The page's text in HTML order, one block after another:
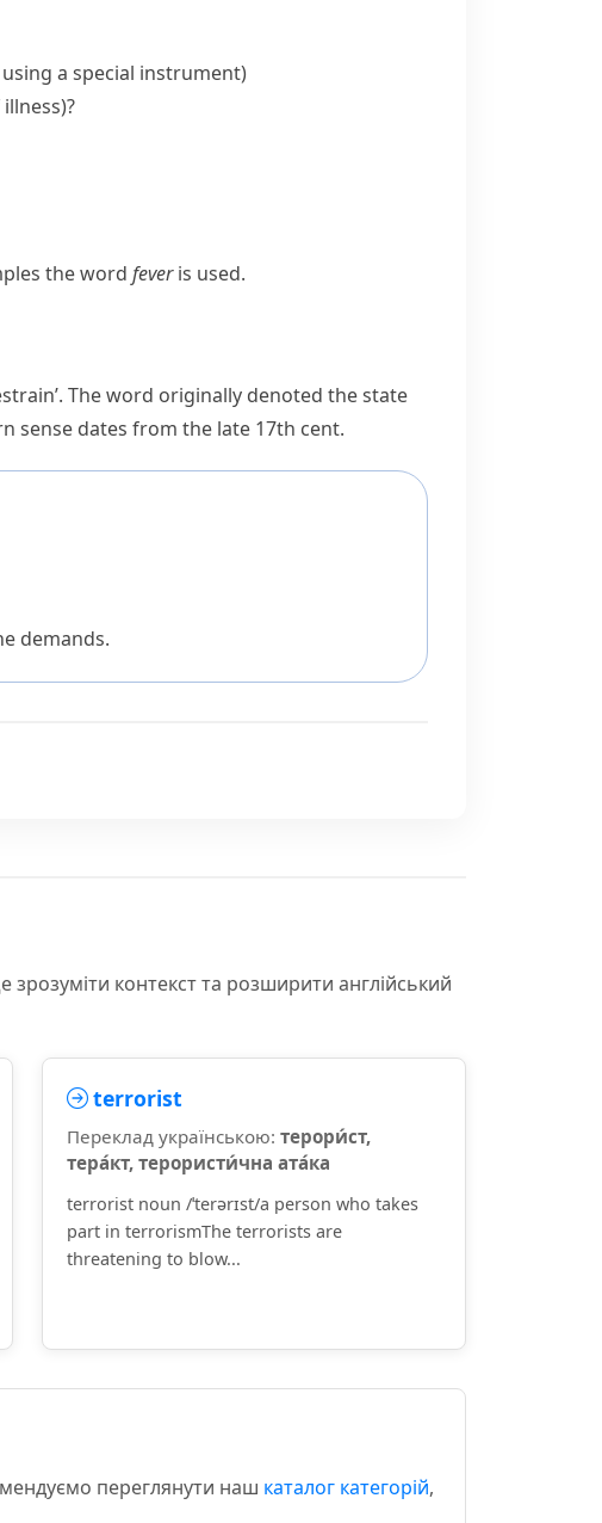
a special instrument)
?
the word feveris used.
The word originally denoted the state
sense dates from the late 17th cent.
demands.
контекст та розширити англійський
terrorist
Переклад українською: терори́ст,
тера́кт, терористи́чна ата́ка
terrorist noun /ˈterərɪst/a person who takes
part in terrorismThe terrorists are
threatening to blow...
переглянути наш каталог категорій,